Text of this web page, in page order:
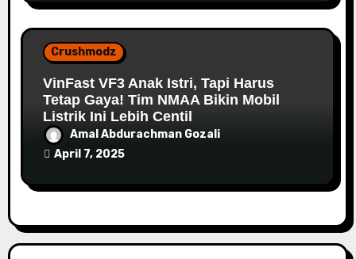
Crushmodz
VinFast VF3 Anak Istri, Tapi Harus
Tetap Gaya! Tim NMAA Bikin Mobil
Listrik Ini Lebih Centil
Amal Abdurachman Gozali
April 7, 2025